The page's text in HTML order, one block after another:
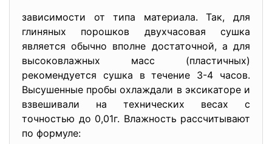
зависимости от типа материала. Так, для
глиняных порошков двухчасовая сушка
является обычно вполне достаточной, а для
высоковлажных масс (пластичных)
рекомендуется сушка в течение 3-4 часов.
Высушенные пробы охлаждали в эксикаторе и
взвешивали на технических весах с
точностью до 0,01г. Влажность рассчитывают
по формуле: